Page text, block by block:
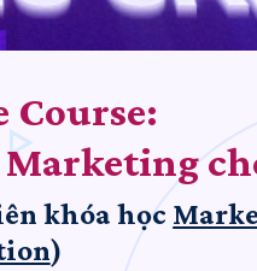
khóa học
)
Course: